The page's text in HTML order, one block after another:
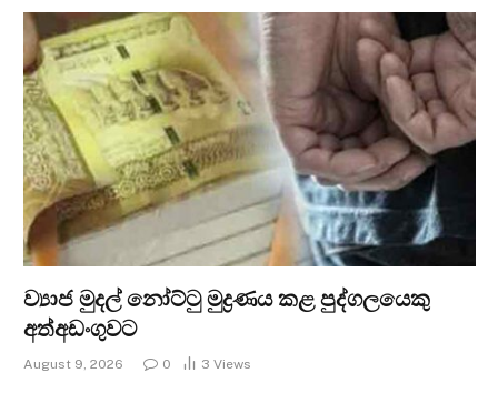
ව්‍යාජ මුදල් නෝට්ටු මුද්‍රණය කළ පුද්ගලයෙකු
අත්අඩංගුවට
August 9, 2026 0 3 Views